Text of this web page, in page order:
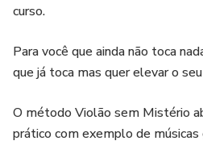
curso.
Para você que ainda não toca
que já toca mas quer elevar o
O método Violão sem Mistério
prático com exemplo de